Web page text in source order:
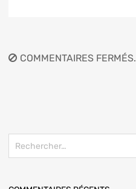
COMMENTAIRES FERMÉS.